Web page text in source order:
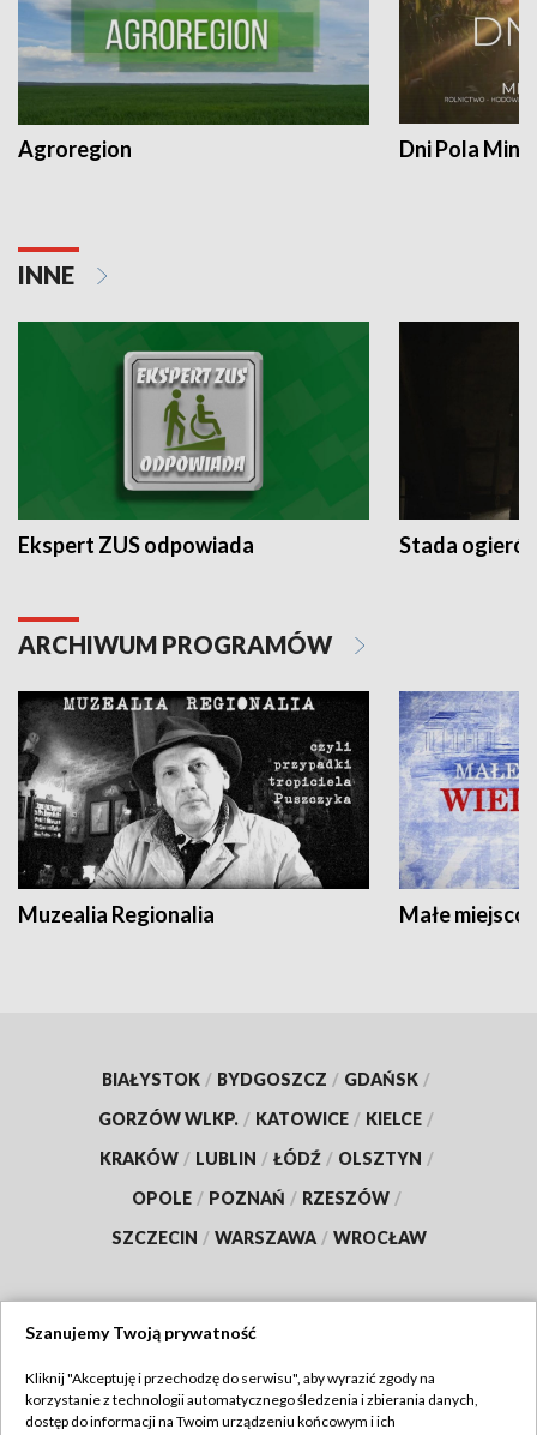
Agroregion Dni Pola
INNE
Ekspert ZUS odpowiada Stada
ARCHIWUM PROGRAMÓW
Muzealia Regionalia Małe
BIAŁYSTOK / BYDGOSZCZ / GDAŃSK /
GORZÓW WLKP. / KATOWICE / KIELCE /
KRAKÓW / LUBLIN / ŁÓDŹ / OLSZTYN /
OPOLE / POZNAŃ / RZESZÓW /
SZCZECIN / WARSZAWA / WROCŁAW
TVP
Szanujemy Twoją prywatność
Kliknij "Akceptuję i przechodzę do serwisu", aby wyrazić zgody na
korzystanie z technologii automatycznego śledzenia i zbierania danych,
dostęp do informacji na Twoim urządzeniu końcowym i ich